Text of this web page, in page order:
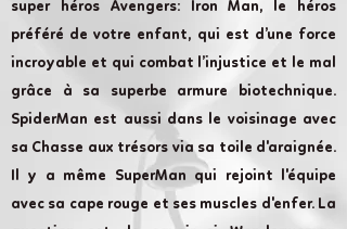
super héros Avengers: Iron Man, le héros
préféré de votre enfant, qui est d’une force
incroyable et qui combat l’injustice et le mal
grâce à sa superbe armure biotechnique.
SpiderMan est aussi dans le voisinage avec
sa Chasse aux trésors via sa toile d'araignée.
Il y a même SuperMan qui rejoint l'équipe
avec sa cape rouge et ses muscles d'enfer. La